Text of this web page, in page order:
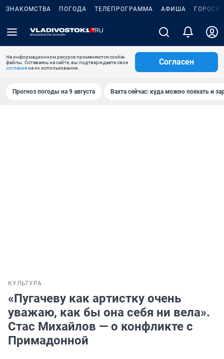
ЗНАКОМСТВА ПОГОДА ТЕЛЕПРОГРАММА АФИША
На информационном ресурсе применяются cookie-
файлы. Оставаясь на сайте, вы подтверждаете свое
согласиена их использование.
Согласен
Прогноз погоды на 9 августа Вахта сейчас: куда можно поехать и
КУЛЬТУРА
«Пугачеву как артистку очень
уважаю, как бы она себя ни вела».
Стас Михайлов — о конфликте с
Примадонной